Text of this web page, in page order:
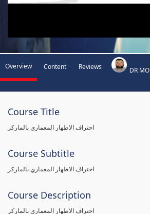
Overview Content Reviews DR
Course Title
احتراف الاظهار المعماري بالماركر
Course Subtitle
احتراف الاظهار المعماري بالماركر
Course Description
احتراف الاظهار المعماري بالماركر